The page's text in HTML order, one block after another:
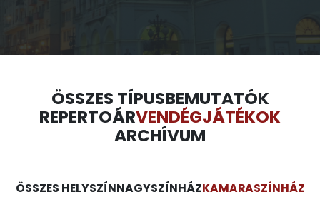
ÖSSZES TÍPUSBEMUTATÓK
REPERTOÁRVENDÉGJÁTÉKOK
ARCHÍVUM
ÖSSZES HELYSZÍNNAGYSZÍNHÁZKAMARASZÍNHÁZ